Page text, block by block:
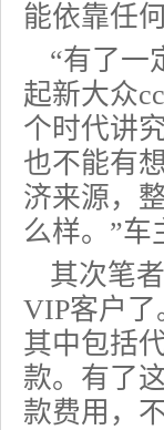
能依靠任
“有了一
起新大众
个时代讲
也不能有
济来源，
么样。”车
其次笔
VIP客户
其中包括
款。有了
款费用，